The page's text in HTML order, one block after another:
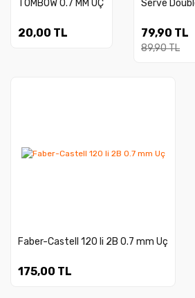
TOMBOW 0.7 MM UÇ
20,00 TL
Serve
79,90 TL
89,90 TL
Faber-Castell 120 li 2B 0.7 mm Uç
175,00 TL